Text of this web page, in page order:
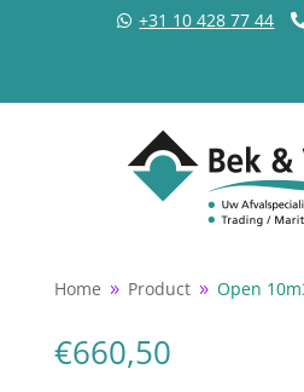
+31 10 428 77 44
Home 9 Product 9 Open
€660,50